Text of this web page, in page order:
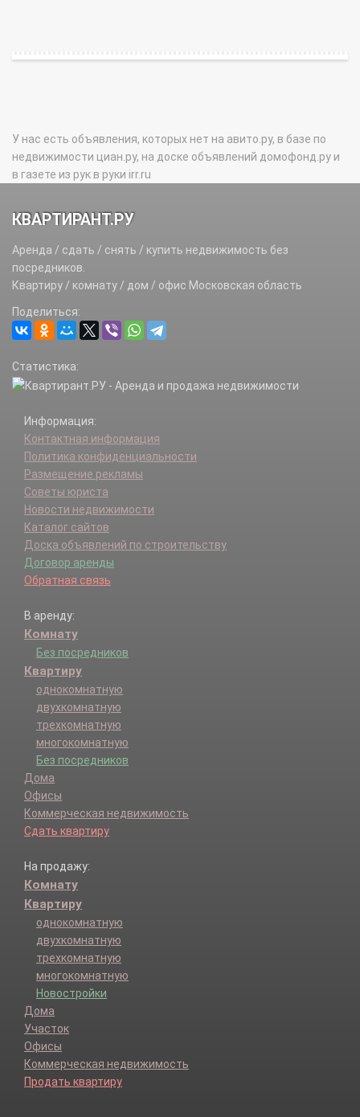
У нас есть объявления, которых нет на авито.ру, в базе по
недвижимости циан.ру, на доске объявлений домофонд.ру и
в газете из рук в руки irr.ru
КВАРТИРАНТ.РУ
Аренда / сдать / снять / купить недвижимость без
посредников.
Квартиру / комнату / дом / офис Московская область
Поделиться:
Статистика:
Информация:
Контактная информация
Политика конфиденциальности
Размещение рекламы
Советы юриста
Новости недвижимости
Каталог сайтов
Доска объявлений по строительству
Договор аренды
Обратная связь
В аренду:
Комнату
Без посредников
Квартиру
однокомнатную
двухкомнатную
трехкомнатную
многокомнатную
Без посредников
Дома
Офисы
Коммерческая недвижимость
Сдать квартиру
На продажу:
Комнату
Квартиру
однокомнатную
двухкомнатную
трехкомнатную
многокомнатную
Новостройки
Дома
Участок
Офисы
Коммерческая недвижимость
Продать квартиру